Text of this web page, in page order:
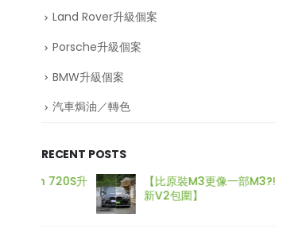
Land Rover升級個案
Porsche升級個案
BMW升級個案
汽車焗油／轉色
RECENT POSTS
【比原裝M3更像一部M3?! ADRO最
新V2包圍】